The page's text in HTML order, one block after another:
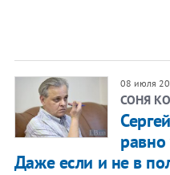
08 июля
СОНЯ
Даже если и не в